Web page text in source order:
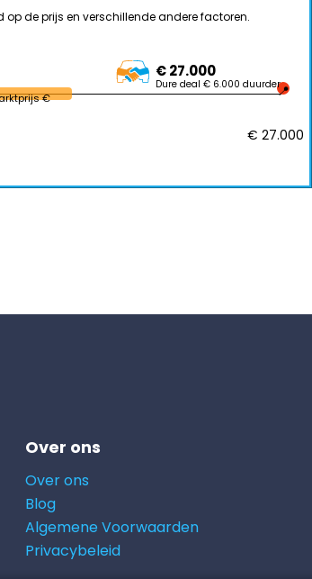
op de prijs en verschillende andere factoren.
€ 27.000
Dure deal € 6.000 duurder
€
€ 27.000
Over ons
Over ons
Blog
Algemene Voorwaarden
Privacybeleid